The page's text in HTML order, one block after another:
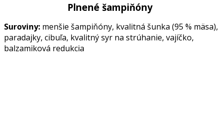
Plnené šampiňóny
Suroviny: menšie šampiňóny, kvalitná šunka (95 % mäsa),
paradajky, cibuľa, kvalitný syr na strúhanie, vajíčko,
balzamiková redukcia